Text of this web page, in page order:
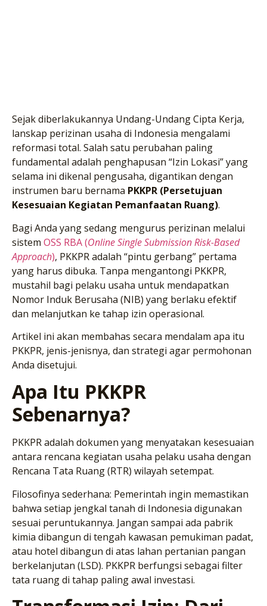
Sejak diberlakukannya Undang-Undang Cipta Kerja,
lanskap perizinan usaha di Indonesia mengalami
reformasi total. Salah satu perubahan paling
fundamental adalah penghapusan “Izin Lokasi” yang
selama ini dikenal pengusaha, digantikan dengan
instrumen baru bernama PKKPR (Persetujuan
Kesesuaian Kegiatan Pemanfaatan Ruang).
Bagi Anda yang sedang mengurus perizinan melalui
sistem OSS RBA (Online Single Submission Risk-Based
Approach), PKKPR adalah “pintu gerbang” pertama
yang harus dibuka. Tanpa mengantongi PKKPR,
mustahil bagi pelaku usaha untuk mendapatkan
Nomor Induk Berusaha (NIB) yang berlaku efektif
dan melanjutkan ke tahap izin operasional.
Artikel ini akan membahas secara mendalam apa itu
PKKPR, jenis-jenisnya, dan strategi agar permohonan
Anda disetujui.
Apa Itu PKKPR
Sebenarnya?
PKKPR adalah dokumen yang menyatakan kesesuaian
antara rencana kegiatan usaha pelaku usaha dengan
Rencana Tata Ruang (RTR) wilayah setempat.
Filosofinya sederhana: Pemerintah ingin memastikan
bahwa setiap jengkal tanah di Indonesia digunakan
sesuai peruntukannya. Jangan sampai ada pabrik
kimia dibangun di tengah kawasan pemukiman padat,
atau hotel dibangun di atas lahan pertanian pangan
berkelanjutan (LSD). PKKPR berfungsi sebagai filter
tata ruang di tahap paling awal investasi.